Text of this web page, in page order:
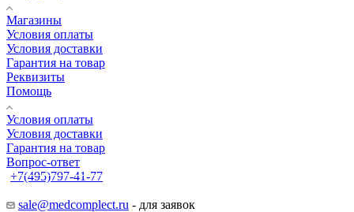
Магазины
Условия оплаты
Условия доставки
Гарантия на товар
Реквизиты
Помощь
Условия оплаты
Условия доставки
Гарантия на товар
Вопрос-ответ
+7(495)797-41-77
sale@medcomplect.ru - для заявок